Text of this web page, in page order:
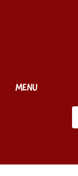
MENU
Panneau de gestion